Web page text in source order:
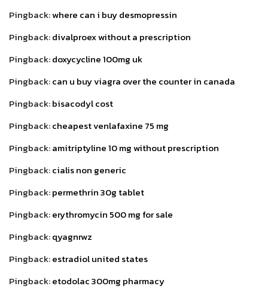
Pingback:where can i buy desmopressin
Pingback:divalproex without a prescription
Pingback:doxycycline 100mg uk
Pingback:can u buy viagra over the counter in canada
Pingback:bisacodyl cost
Pingback:cheapest venlafaxine 75 mg
Pingback:amitriptyline 10 mg without prescription
Pingback:cialis non generic
Pingback:permethrin 30g tablet
Pingback:erythromycin 500 mg for sale
Pingback:qyagnrwz
Pingback:estradiol united states
Pingback:etodolac 300mg pharmacy